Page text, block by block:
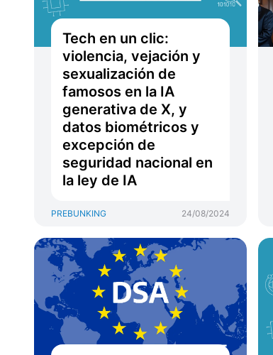
Tech en un clic:
violencia, vejación y
sexualización de
famosos en la IA
generativa de X, y
datos biométricos y
excepción de
seguridad nacional en
la ley de IA
PREBUNKING 24/08/2024